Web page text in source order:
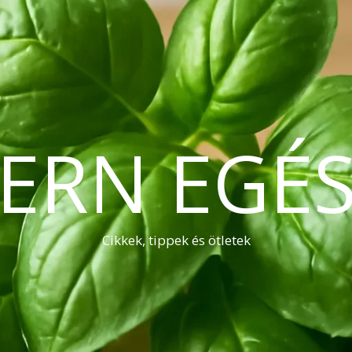
Cikkek, tippek és ötletek